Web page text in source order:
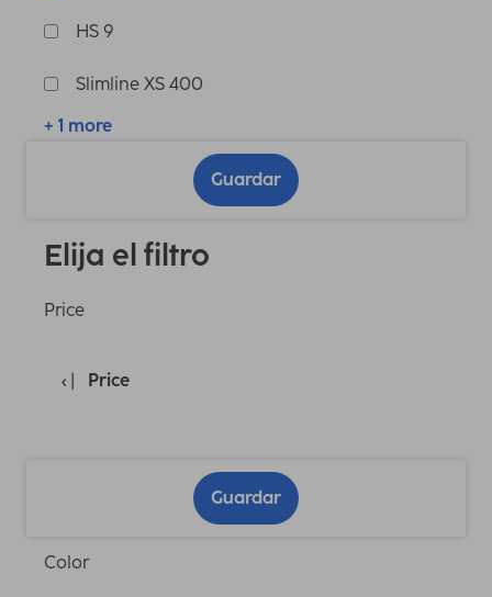
HS 9
Slimline XS 400
+ 1 more
Guardar
Elija el filtro
Price
Price
Guardar
Color